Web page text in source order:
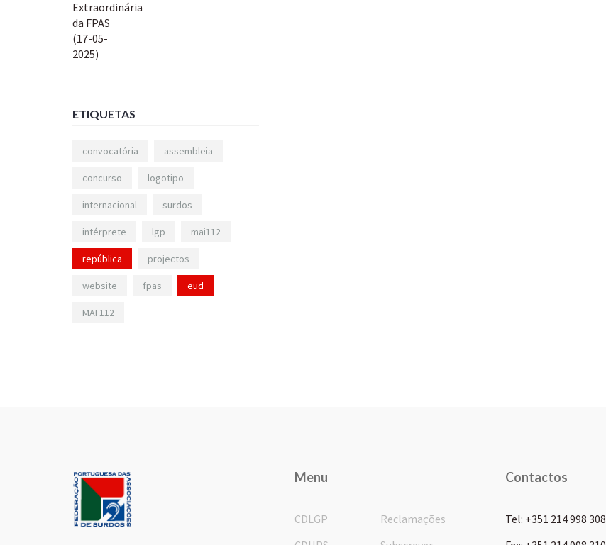
ETIQUETAS
convocatória assembleia
concurso logotipo
internacional surdos
intérprete lgp mai112
república projectos
website fpas eud
MAI 112
Menu
CDLGP
Reclamações
Contactos
Tel: +351 214 998 308